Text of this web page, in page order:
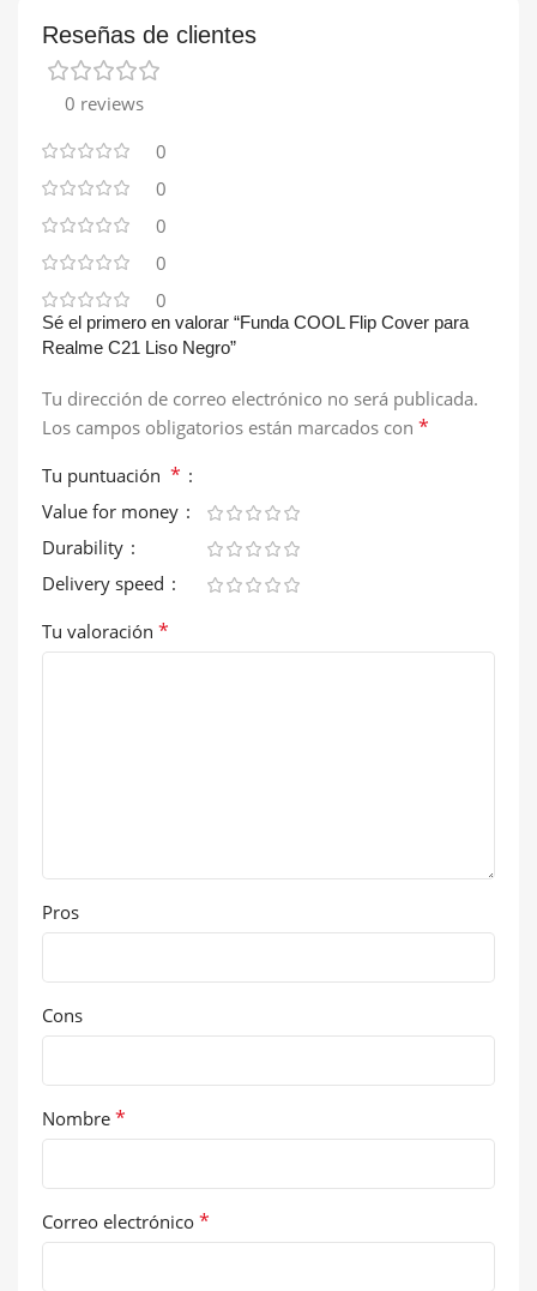
Reseñas de clientes
0 reviews
0
0
0
0
0
Sé el primero en valorar “Funda COOL Flip Cover para
Realme C21 Liso Negro”
Tu dirección de correo electrónico no será publicada.
Los campos obligatorios están marcados con *
Tu puntuación *
Value for money
Durability
Delivery speed
Tu valoración *
Pros
Cons
Nombre *
Correo electrónico *